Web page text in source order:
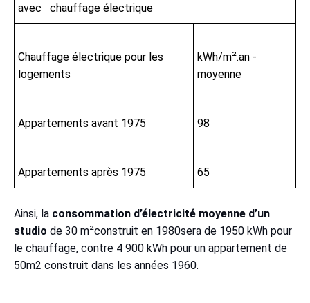
avec chauffage électrique
Chauffage électrique pour les
logements
kWh/m².an -
moyenne
Appartements avant 1975 98
Appartements après 1975 65
Ainsi, la consommation d’électricité moyenne d’un
studio de 30 m²construit en 1980sera de 1950 kWh pour
le chauffage, contre 4 900 kWh pour un appartement de
50m2 construit dans les années 1960.